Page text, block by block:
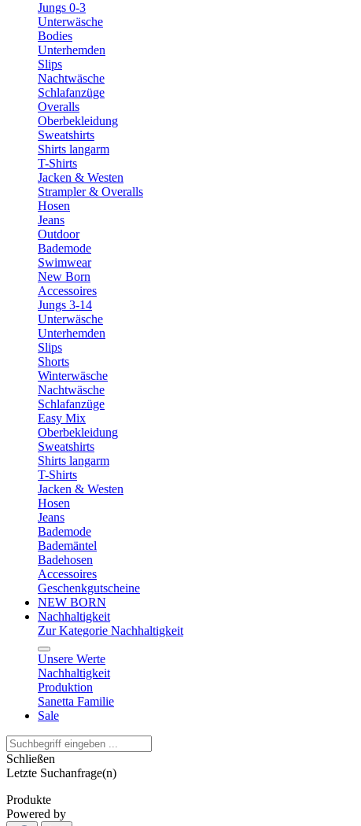
Jungs 0-3
Unterwäsche
Bodies
Unterhemden
Slips
Nachtwäsche
Schlafanzüge
Overalls
Oberbekleidung
Sweatshirts
Shirts langarm
T-Shirts
Jacken & Westen
Strampler & Overalls
Hosen
Jeans
Outdoor
Bademode
Swimwear
New Born
Accessoires
Jungs 3-14
Unterwäsche
Unterhemden
Slips
Shorts
Winterwäsche
Nachtwäsche
Schlafanzüge
Easy Mix
Oberbekleidung
Sweatshirts
Shirts langarm
T-Shirts
Jacken & Westen
Hosen
Jeans
Bademode
Bademäntel
Badehosen
Accessoires
Geschenkgutscheine
NEW BORN
Nachhaltigkeit
Zur Kategorie Nachhaltigkeit
Unsere Werte
Nachhaltigkeit
Produktion
Sanetta Familie
Sale
Schließen
Letzte Suchanfrage(n)
Produkte
Powered by